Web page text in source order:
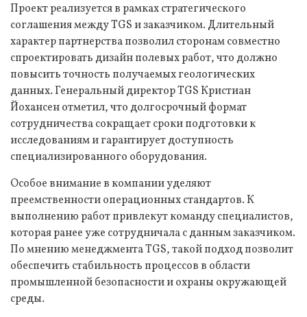
Проект реализуется в рамках стратегического
соглашения между TGS и заказчиком. Длительный
характер партнерства позволил сторонам совместно
спроектировать дизайн полевых работ, что должно
повысить точность получаемых геологических
данных. Генеральный директор TGS Кристиан
Йохансен отметил, что долгосрочный формат
сотрудничества сокращает сроки подготовки к
исследованиям и гарантирует доступность
специализированного оборудования.
Особое внимание в компании уделяют
преемственности операционных стандартов. К
выполнению работ привлекут команду специалистов,
которая ранее уже сотрудничала с данным заказчиком.
По мнению менеджмента TGS, такой подход позволит
обеспечить стабильность процессов в области
промышленной безопасности и охраны окружающей
среды.